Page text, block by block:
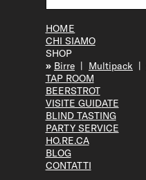
HOME
CHI SIAMO
SHOP
» Birre Multipack
TAP ROOM
BEERSTROT
VISITE GUIDATE
BLIND TASTING
PARTY SERVICE
HO.RE.CA
BLOG
CONTATTI